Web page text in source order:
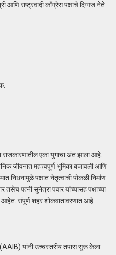
आणि राष्ट्रवादी काँग्रेस पक्षाचे दिग्गज नेते
राजकारणातील एका युगाचा अंत झाला आहे.
जीवनात महत्त्वपूर्ण भूमिका बजावली आणि
पक्षात नेतृत्वाची पोकळी निर्माण
पत्नी सुनेत्रा पवार यांच्यासह पक्षाच्या
आहेत. संपूर्ण शहर शोकवातावरणात आहे.
(AAIB) यांनी उच्चस्तरीय तपास सुरू केला